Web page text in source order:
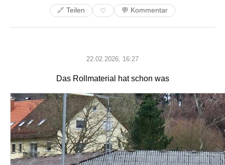
🔗 Teilen ♡ 💬 Kommentar
22.02.2026, 16:27
Das Rollmaterial hat schon was